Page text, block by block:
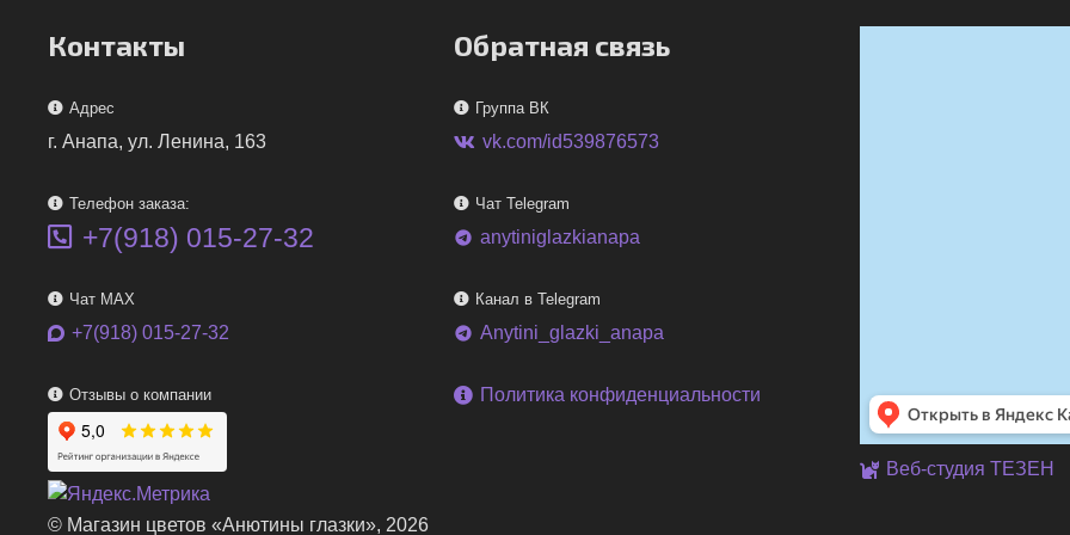
Контакты
Адрес
г. Анапа, ул. Ленина, 163
Телефон заказа:
+7(918) 015-27-32
Чат MAX
+7(918) 015-27-32
Отзывы о компании
Обратная связь
Группа ВК
vk.com/id539876573
Чат Telegram
telegram anytiniglazkianapa
Канал в Telegram
telegram Anytini_glazki_anapa
Политика конфиденциальности
Веб-студия ТЕЗЕН
© Магазин цветов «Анютины глазки», 2026